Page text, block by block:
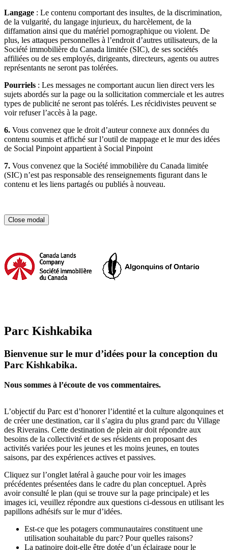
Langage : Le contenu comportant des insultes, de la discrimination,
de la vulgarité, du langage injurieux, du harcèlement, de la
diffamation ainsi que du matériel pornographique ou violent. De
plus, les attaques personnelles à l’endroit d’autres utilisateurs, de la
Société immobilière du Canada limitée (SIC), de ses sociétés
affiliées ou de ses employés, dirigeants, directeurs, agents ou autres
représentants ne seront pas tolérées.
Pourriels : Les messages ne comportant aucun lien direct vers les
sujets abordés sur la page ou la sollicitation commerciale et les autres
types de publicité ne seront pas tolérés. Les récidivistes peuvent se
voir refuser l’accès à la page.
6. Vous convenez que le droit d’auteur connexe aux données du
contenu soumis et affiché sur l’outil de mappage et le mur des idées
de Social Pinpoint appartient à Social Pinpoint
7. Vous convenez que la Société immobilière du Canada limitée
(SIC) n’est pas responsable des renseignements figurant dans le
contenu et les liens partagés ou publiés à nouveau.
Close modal
Parc Kishkabika
Bienvenue sur le mur d’idées pour la conception du
Parc Kishkabika.
Nous sommes à l’écoute de vos commentaires.
L’objectif du Parc est d’honorer l’identité et la culture algonquines et
de créer une destination, car il s’agira du plus grand parc du Village
des Riverains. Cette destination de plein air doit répondre aux
besoins de la collectivité et de ses résidents en proposant des
activités variées pour les jeunes et les moins jeunes, en toutes
saisons, par des expériences actives et passives.
Cliquez sur l’onglet latéral à gauche pour voir les images
précédentes présentées dans le cadre du plan conceptuel. Après
avoir consulté le plan (qui se trouve sur la page principale) et les
images ici, veuillez répondre aux questions ci-dessous en utilisant les
papillons adhésifs sur le mur d’idées.
Est-ce que les potagers communautaires constituent une
utilisation souhaitable du parc? Pour quelles raisons?
La patinoire doit-elle être dotée d’un éclairage pour le